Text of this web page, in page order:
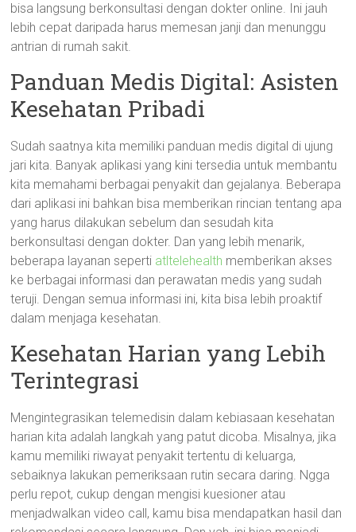
bisa langsung berkonsultasi dengan dokter online. Ini jauh
lebih cepat daripada harus memesan janji dan menunggu
antrian di rumah sakit.
Panduan Medis Digital: Asisten
Kesehatan Pribadi
Sudah saatnya kita memiliki panduan medis digital di ujung
jari kita. Banyak aplikasi yang kini tersedia untuk membantu
kita memahami berbagai penyakit dan gejalanya. Beberapa
dari aplikasi ini bahkan bisa memberikan rincian tentang apa
yang harus dilakukan sebelum dan sesudah kita
berkonsultasi dengan dokter. Dan yang lebih menarik,
beberapa layanan seperti atltelehealth memberikan akses
ke berbagai informasi dan perawatan medis yang sudah
teruji. Dengan semua informasi ini, kita bisa lebih proaktif
dalam menjaga kesehatan.
Kesehatan Harian yang Lebih
Terintegrasi
Mengintegrasikan telemedisin dalam kebiasaan kesehatan
harian kita adalah langkah yang patut dicoba. Misalnya, jika
kamu memiliki riwayat penyakit tertentu di keluarga,
sebaiknya lakukan pemeriksaan rutin secara daring. Ngga
perlu repot, cukup dengan mengisi kuesioner atau
menjadwalkan video call, kamu bisa mendapatkan hasil dan